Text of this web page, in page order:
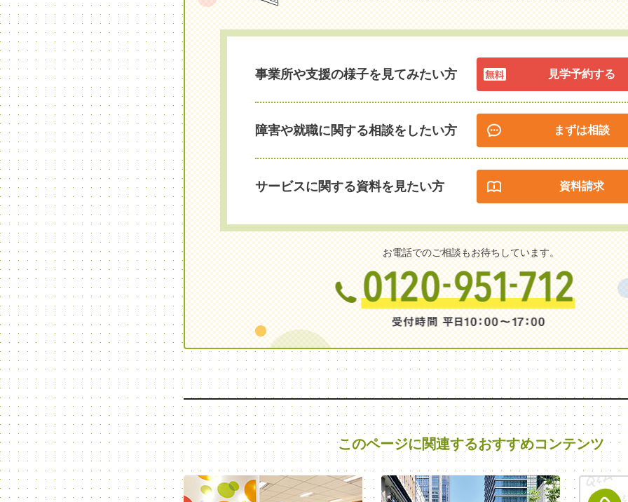
事業所や支援の様子を見てみたい方 見学予約する
障害や就職に関する相談をしたい方 まずは相談
サービスに関する資料を見たい方 資料請求
お電話でのご相談もお待ちしています。
このページに関連するおすすめコンテンツ